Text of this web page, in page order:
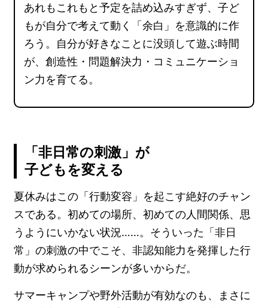
あれもこれもと予定を詰め込みすぎず、子ど
もが自分で考えて動く「余白」を意識的に作
ろう。自分が好きなことに没頭して遊ぶ時間
が、創造性・問題解決力・コミュニケーショ
ン力を育てる。
「非日常の刺激」が
子どもを変える
夏休みはこの「行動変容」を起こす絶好のチャン
スである。初めての場所、初めての人間関係、思
うようにいかない状況……。そういった「非日
常」の刺激の中でこそ、非認知能力を発揮した行
動が求められるシーンが多いからだ。
サマーキャンプや野外活動が有効なのも、まさに